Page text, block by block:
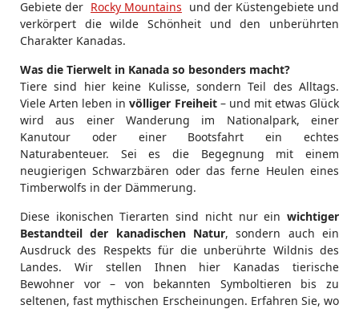
Gebiete der Rocky Mountains und der Küstengebiete und
verkörpert die wilde Schönheit und den unberührten
Charakter Kanadas.
Was die Tierwelt in Kanada so besonders macht?
Tiere sind hier keine Kulisse, sondern Teil des Alltags.
Viele Arten leben invölliger Freiheit– und mit etwas Glück
wird aus einer Wanderung im Nationalpark, einer
Kanutour oder einer Bootsfahrt ein echtes
Naturabenteuer. Sei es die Begegnung mit einem
neugierigen Schwarzbären oder das ferne Heulen eines
Timberwolfs in der Dämmerung.
Diese ikonischen Tierarten sind nicht nur ein wichtiger
Bestandteil der kanadischen Natur, sondern auch ein
Ausdruck des Respekts für die unberührte Wildnis des
Landes. Wir stellen Ihnen hier Kanadas tierische
Bewohner vor – von bekannten Symboltieren bis zu
seltenen, fast mythischen Erscheinungen. Erfahren Sie, wo